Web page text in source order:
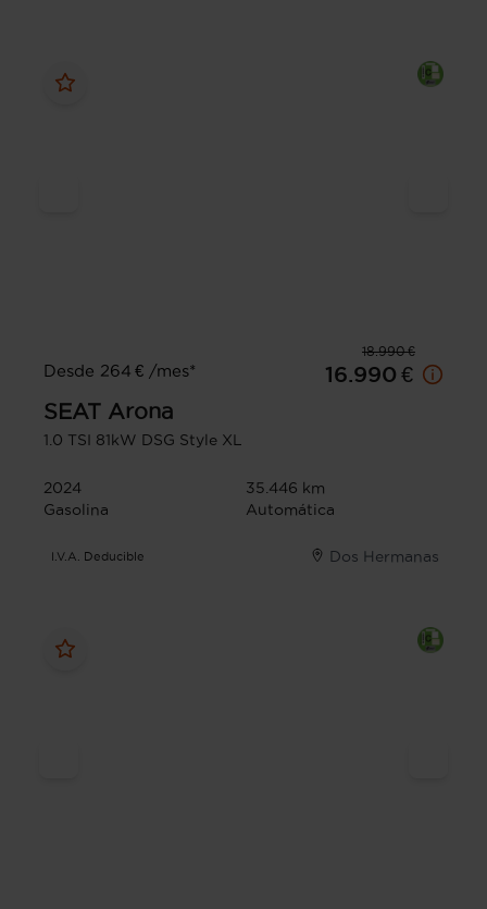
18.990 €
Desde 264 € /mes*
16.990 €
SEAT Arona
1.0 TSI 81kW DSG Style XL
2024
35.446 km
Gasolina
Automática
I.V.A. Deducible Dos Hermanas